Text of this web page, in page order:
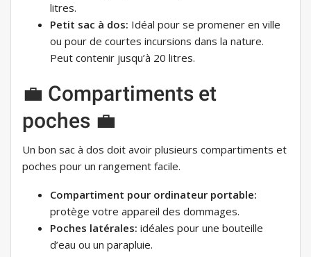
litres.
Petit sac à dos: Idéal pour se promener en ville
ou pour de courtes incursions dans la nature.
Peut contenir jusqu’à 20 litres.
💼 Compartiments et
poches 💼
Un bon sac à dos doit avoir plusieurs compartiments et
poches pour un rangement facile.
Compartiment pour ordinateur portable:
protège votre appareil des dommages.
Poches latérales: idéales pour une bouteille
d’eau ou un parapluie.